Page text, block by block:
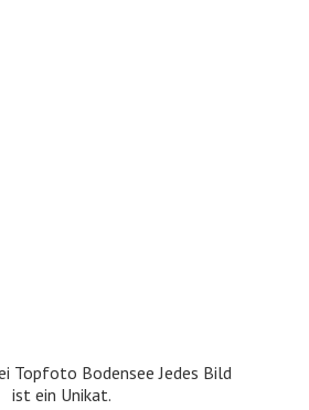
Topfoto Bodensee Jedes Bild
ist ein Unikat.